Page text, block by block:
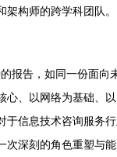
构师的跨学科团队。
报告，如同一份面向
心、以网络为基础、
于信息技术咨询服务
次深刻的角色重塑与